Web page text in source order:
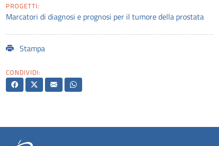
PROGETTI:
Marcatori di diagnosi e prognosi per il tumore della prostata
Stampa
CONDIVIDI: